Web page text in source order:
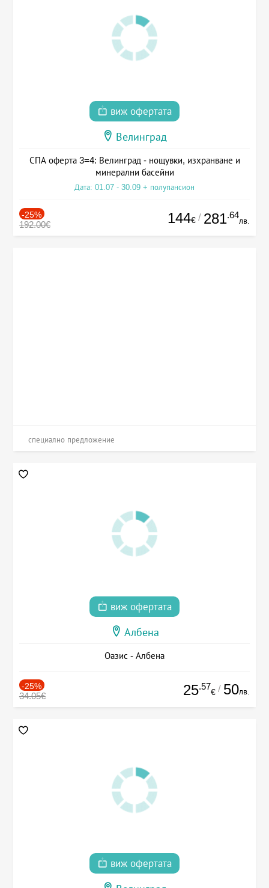
виж офертата
Велинград
СПА оферта 3=4: Велинград - нощувки, изхранване и
минерални басейни
Дата: 01.07 - 30.09 + полупансион
-25%
192.00€ 144€ / 281.64
лв.
специално предложение
виж офертата
Албена
Оазис - Албена
-25%
34.05€ 25.57
€ / 50лв.
виж офертата